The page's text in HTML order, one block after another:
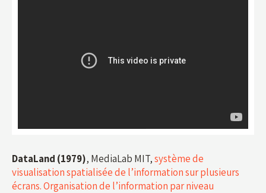
DataLand (1979), MediaLab MIT,système de
visualisation spatialisée de l’information sur plusieurs
écrans. Organisation de l’information par niveau